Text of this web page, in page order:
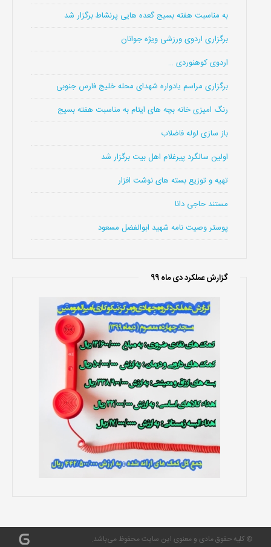
به مناسبت هفته بسیج گعده هایی پرنشاط برگزار شد
برگزاری اردوی ورزشی ویژه جوانان
اردوی کوهنوردی …
برگزاری مراسم یادواره شهدای محله خلیج فارس جنوبی
رنگ امیزی خانه بچه های ایتام به مناسبت هفته بسیج
باز سازی لوله فاضلاب
اولین سالگرد پیرغلام اهل بیت برگزار شد
تهیه و توزیع بسته های نوشت افزار
مستند حاجی دانا
پوستر وصیت نامه شهید ابوالفضل مسعود
گزارش عملکرد دی ماه 99
© کلیه حقوق مادی و معنوی این سایت محفوظ می‌باشد.